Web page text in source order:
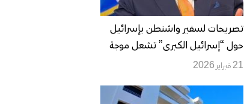
تصريحات لسفير واشنطن بإسرائيل
حول “إسرائيل الكبرى” تشعل موجة
إدانات عربية وإسلامية
21 فبراير 2026